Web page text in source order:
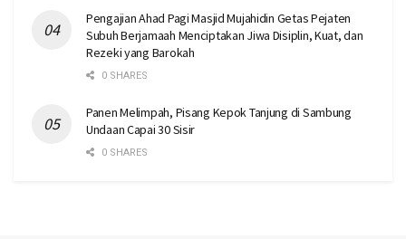
Pengajian Ahad Pagi Masjid Mujahidin Getas Pejaten
Subuh Berjamaah Menciptakan Jiwa Disiplin, Kuat, dan
Rezeki yang Barokah
0 SHARES
Panen Melimpah, Pisang Kepok Tanjung di Sambung
Undaan Capai 30 Sisir
0 SHARES